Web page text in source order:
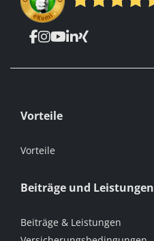
Vorteile
Vorteile
Beiträge und Leistungen
Beiträge & Leistungen